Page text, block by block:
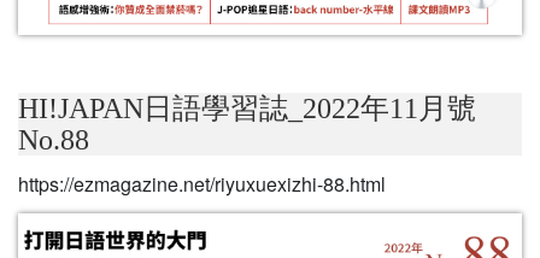
HI!JAPAN日語學習誌_2022年11月號
No.88
https://ezmagazine.net/riyuxuexizhi-88.html